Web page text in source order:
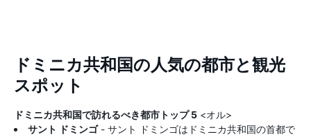
ドミニカ共和国の人気の都市と観光
スポット
ドミニカ共和国で訪れるべき都市トップ 5 <オル>
サント ドミンゴ- サント ドミンゴはドミニカ共和国の首都で